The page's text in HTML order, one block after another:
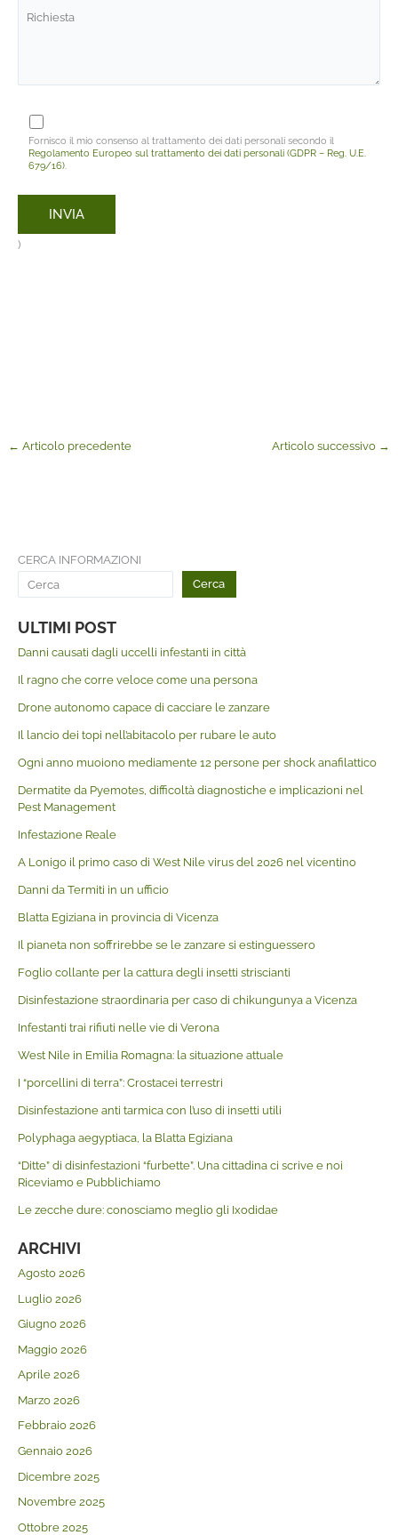
Fornisco il mio consenso al trattamento dei dati personali secondo il
Regolamento Europeo sul trattamento dei dati personali (GDPR – Reg. U.E.
679/16).
)
← Articolo precedente Articolo successivo →
CERCA INFORMAZIONI
Cerca
ULTIMI POST
Danni causati dagli uccelli infestanti in città
Il ragno che corre veloce come una persona
Drone autonomo capace di cacciare le zanzare
Il lancio dei topi nell’abitacolo per rubare le auto
Ogni anno muoiono mediamente 12 persone per shock anafilattico
Dermatite da Pyemotes, difficoltà diagnostiche e implicazioni nel
Pest Management
Infestazione Reale
A Lonigo il primo caso di West Nile virus del 2026 nel vicentino
Danni da Termiti in un ufficio
Blatta Egiziana in provincia di Vicenza
Il pianeta non soffrirebbe se le zanzare si estinguessero
Foglio collante per la cattura degli insetti striscianti
Disinfestazione straordinaria per caso di chikungunya a Vicenza
Infestanti trai rifiuti nelle vie di Verona
West Nile in Emilia Romagna: la situazione attuale
I “porcellini di terra”: Crostacei terrestri
Disinfestazione anti tarmica con l’uso di insetti utili
Polyphaga aegyptiaca, la Blatta Egiziana
“Ditte” di disinfestazioni “furbette”. Una cittadina ci scrive e noi
Riceviamo e Pubblichiamo
Le zecche dure: conosciamo meglio gli Ixodidae
ARCHIVI
Agosto 2026
Luglio 2026
Giugno 2026
Maggio 2026
Aprile 2026
Marzo 2026
Febbraio 2026
Gennaio 2026
Dicembre 2025
Novembre 2025
Ottobre 2025